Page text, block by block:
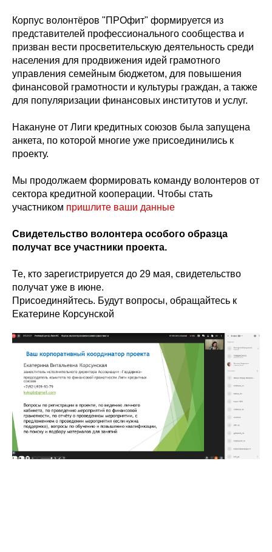
Корпус волонтёров "ПРОфит" формируется из
представителей профессионального сообщества и
призван вести просветительскую деятельность среди
населения для продвижения идей грамотного
управления семейным бюджетом, для повышения
финансовой грамотности и культуры граждан, а также
для популяризации финансовых институтов и услуг.
Накануне от Лиги кредитных союзов была запущена
анкета, по которой многие уже присоединились к
проекту.
Мы продолжаем формировать команду волонтеров от
сектора кредитной кооперации. Чтобы стать
участником пришлите ваши данные
Свидетельство волонтера особого образца
получат все участники проекта.
Те, кто зарегистрируется до 29 мая, свидетельство
получат уже в июне.
Присоединяйтесь. Будут вопросы, обращайтесь к
Екатерине Корсунской